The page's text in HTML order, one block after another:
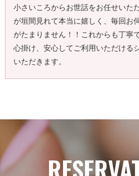
小さいころからお世話をお任せいた
が垣間見れて本当に嬉しく、毎回お
がたまりません！！これからも丁寧
心掛け、安心してご利用いただける
いただきます。